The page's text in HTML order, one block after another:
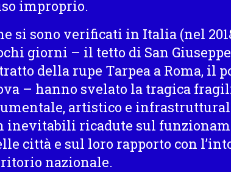
improprio.
si sono verificati in Italia (nel
giorni – il tetto di San
della rupe Tarpea a Roma, il
– hanno svelato la tragica
artistico e
inevitabili ricadute sul
città e sul loro rapporto con
nazionale.